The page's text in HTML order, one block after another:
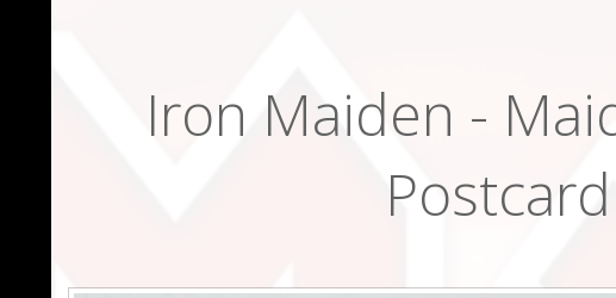
Iron Maiden -
Postcard